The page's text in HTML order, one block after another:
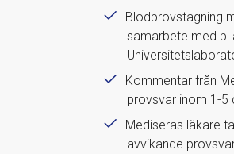
Blodprovstagning
samarbete med
Kommentar från
provsvar inom 1-5
Mediseras läkare
avvikande